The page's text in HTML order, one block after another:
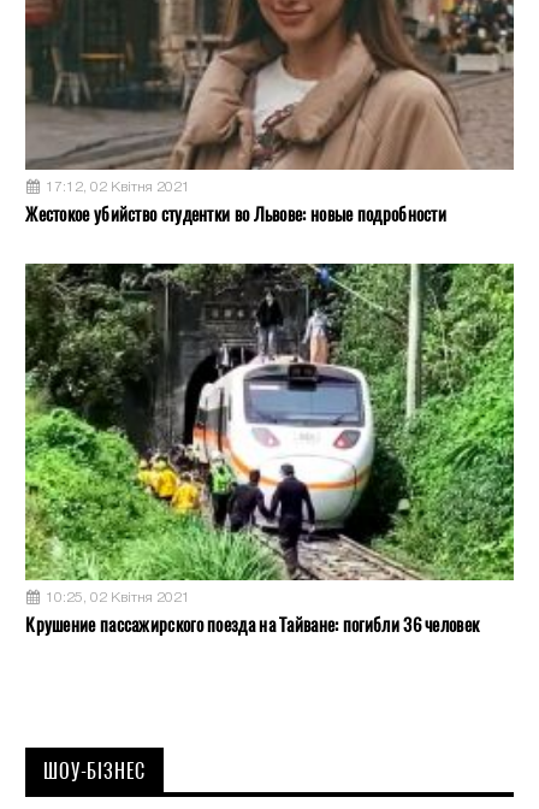
17:12, 02 Квітня 2021
Жестокое убийство студентки во Львове: новые подробности
10:25, 02 Квітня 2021
Крушение пассажирского поезда на Тайване: погибли 36 человек
ШОУ-БІЗНЕС